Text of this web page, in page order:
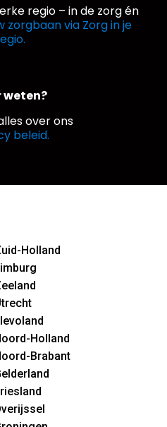
regio – in de zorg én
zorgbaan via Zorg in je
weten?
over ons
beleid.
Holland
Holland
Brabant